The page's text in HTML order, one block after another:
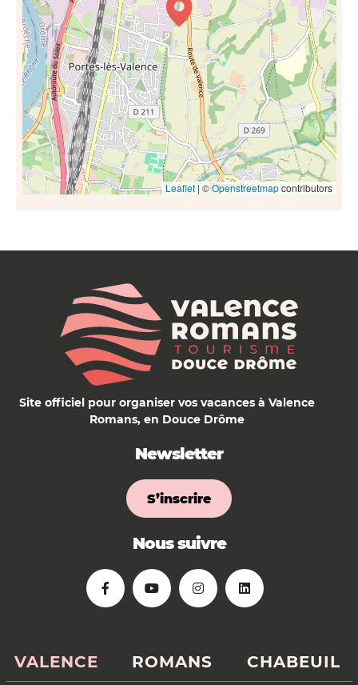
Leaflet| ©Openstreetmapcontributors
Site officiel pour organiser vos vacances à Valence
Romans, en Douce Drôme
Newsletter
S’inscrire
Nous suivre
VALENCE ROMANS CHABEUIL